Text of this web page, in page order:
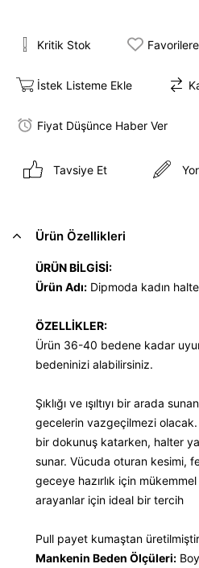
Kritik Stok
İstek Listeme Ekle
Fiyat Düşünce Haber Ver
Tavsiye Et
Ürün Özellikleri
ÜRÜN BİLGİSİ:
Ürün Adı: Dipmoda kadın
ÖZELLİKLER:
Ürün 36-40 bedene kadar
bedeninizi alabilirsiniz.
Şıklığı ve ışıltıyı bir arada
gecelerin vazgeçilmezi
bir dokunuş katarken, halter
sunar. Vücuda oturan kesimi,
geceye hazırlık için mükemmel
arayanlar için ideal bir tercih
Pull payet kumaştan
Mankenin Beden Ölçüleri: